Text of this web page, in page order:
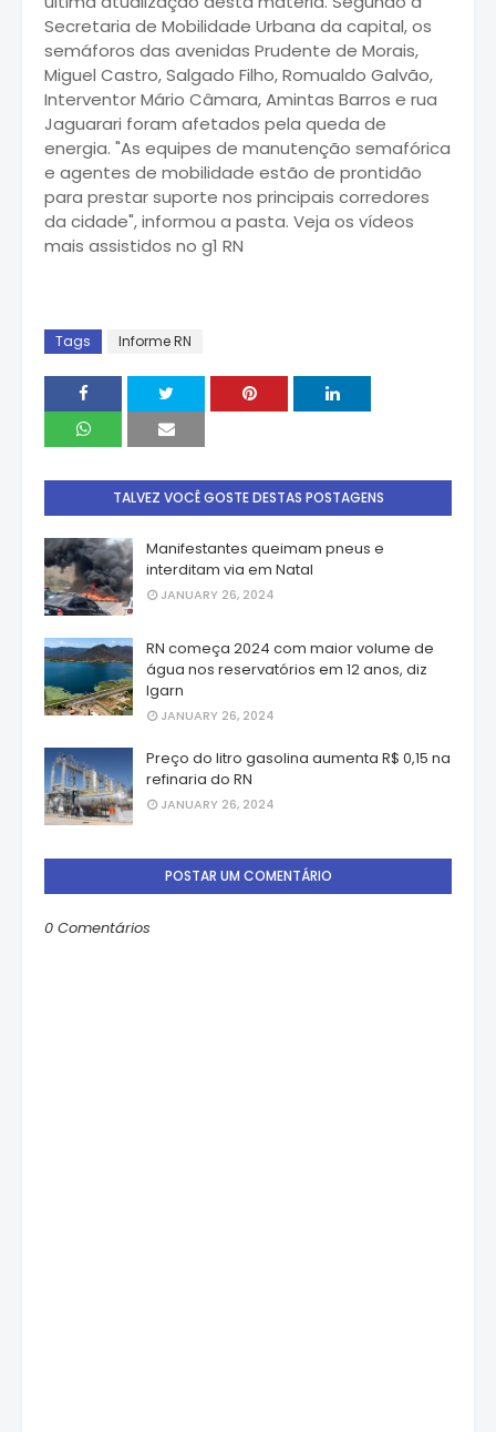
Secretaria de Mobilidade Urbana da capital, os
semáforos das avenidas Prudente de Morais,
Miguel Castro, Salgado Filho, Romualdo Galvão,
Interventor Mário Câmara, Amintas Barros e rua
Jaguarari foram afetados pela queda de
energia. "As equipes de manutenção semafórica
e agentes de mobilidade estão de prontidão
para prestar suporte nos principais corredores
da cidade", informou a pasta. Veja os vídeos
mais assistidos no g1 RN
Tags Informe RN
TALVEZ VOCÊ GOSTE DESTAS POSTAGENS
Manifestantes queimam pneus e
interditam via em Natal
JANUARY 26, 2024
RN começa 2024 com maior volume de
água nos reservatórios em 12 anos, diz
Igarn
JANUARY 26, 2024
Preço do litro gasolina aumenta R$ 0,15 na
refinaria do RN
JANUARY 26, 2024
POSTAR UM COMENTÁRIO
0 Comentários